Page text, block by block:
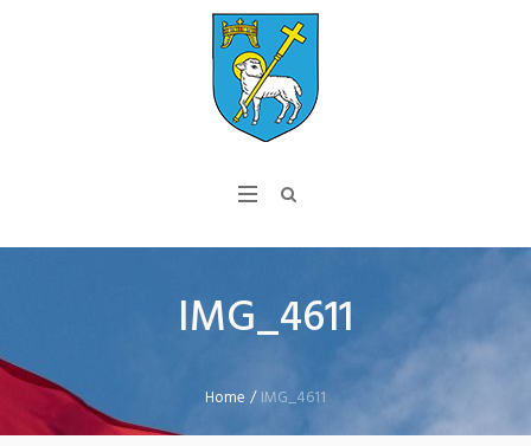
IMG_4611
Home /IMG_4611